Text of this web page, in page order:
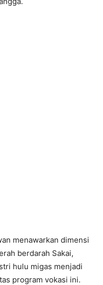
menawarkan dimensi
berdarah Sakai,
hulu migas menjadi
program vokasi ini.